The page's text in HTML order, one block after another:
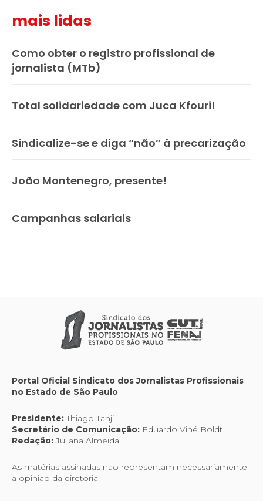
mais lidas
Como obter o registro profissional de
jornalista (MTb)
Total solidariedade com Juca Kfouri!
Sindicalize-se e diga “não” à precarização
João Montenegro, presente!
Campanhas salariais
Portal Oficial Sindicato dos Jornalistas Profissionais
no Estado de São Paulo
Presidente:Thiago Tanji
Secretário de Comunicação: Eduardo Viné Boldt
Redação:Juliana Almeida
As matérias assinadas não representam necessariamente
a opinião da diretoria.